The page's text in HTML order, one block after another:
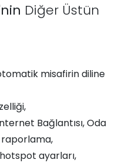
Diğer Üstün
misafirin diline
Bağlantısı, Oda
raporlama,
ayarları,